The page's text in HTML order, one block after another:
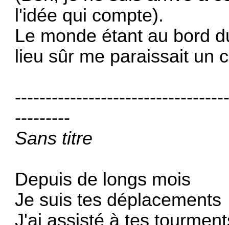
l'idée qui compte).
Le monde étant au bord
lieu sûr me paraissait un
---------
Sans titre
Depuis de longs mois
Je suis tes déplacements
J'ai assisté à tes